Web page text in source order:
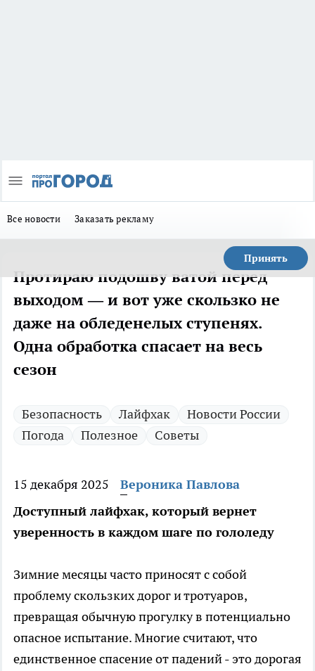
Все новости Заказать рекламу
Принять
Протираю подошву ватой перед
выходом — и вот уже скользко не
даже на обледенелых ступенях.
Одна обработка спасает на весь
сезон
Безопасность Лайфхак
Новости России
Погода
Полезное Советы
15 декабря 2025
Вероника Павлова
Доступный лайфхак, который вернет
уверенность в каждом шаге по гололеду
Зимние месяцы часто приносят с собой
проблему скользких дорог и тротуаров,
превращая обычную прогулку в потенциально
опасное испытание. Многие считают, что
единственное спасение от падений - это дорогая